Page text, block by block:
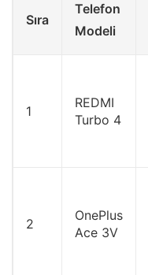
Sıra
Telefon
Modeli
1
REDMI
Turbo 4
2
OnePlus
Ace 3V